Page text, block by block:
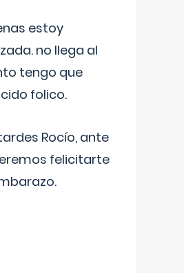
estoy
no llega al
tengo que
folico.
Rocío, ante
felicitarte